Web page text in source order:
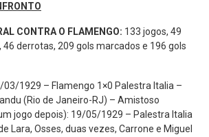
CONTRA O FLAMENGO: 133 jogos, 49
derrotas, 209 gols marcados e 196 gols
03/1929 – Flamengo 1×0 Palestra Italia –
(Rio de Janeiro-RJ) – Amistoso
jogo depois): 19/05/1929 – Palestra Italia
Lara, Osses, duas vezes, Carrone e Miguel